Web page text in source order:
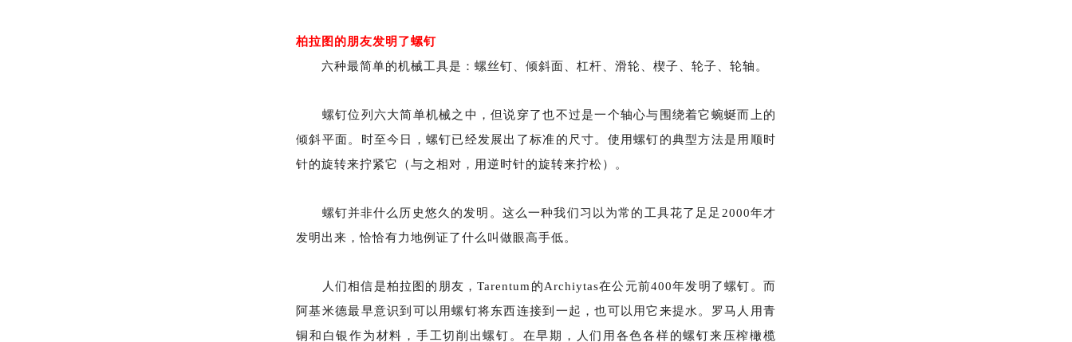
柏拉图的朋友发明了螺钉
六种最简单的机械工具是：螺丝钉、倾斜面、杠杆、滑轮、楔子、轮子、轮轴。
螺钉位列六大简单机械之中，但说穿了也不过是一个轴心与围绕着它蜿蜒而上的
倾斜平面。时至今日，螺钉已经发展出了标准的尺寸。使用螺钉的典型方法是用顺时
针的旋转来拧紧它（与之相对，用逆时针的旋转来拧松）。
螺钉并非什么历史悠久的发明。这么一种我们习以为常的工具花了足足 2000年才
发明出来，恰恰有力地例证了什么叫做眼高手低。
人们相信是柏拉图的朋友，Tarentum的Archiytas在公元前400年发明了螺钉。而
阿基米德最早意识到可以用螺钉将东西连接到一起，也可以用它来提水。罗马人用青
铜和白银作为材料，手工切削出螺钉。在早期，人们用各色各样的螺钉来压榨橄榄